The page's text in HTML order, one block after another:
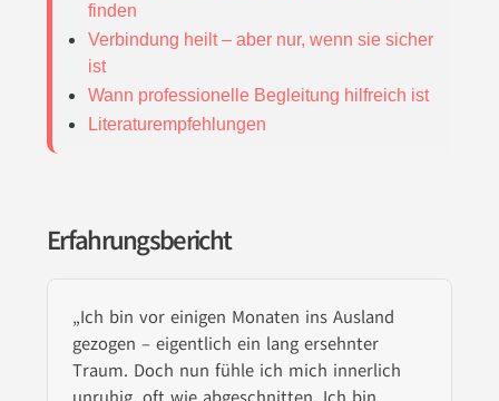
finden
Verbindung heilt – aber nur, wenn sie sicher
ist
Wann professionelle Begleitung hilfreich ist
Literaturempfehlungen
Erfahrungsbericht
„Ich bin vor einigen Monaten ins Ausland
gezogen – eigentlich ein lang ersehnter
Traum. Doch nun fühle ich mich innerlich